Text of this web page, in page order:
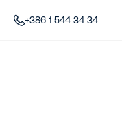
+386 1 544 34 34